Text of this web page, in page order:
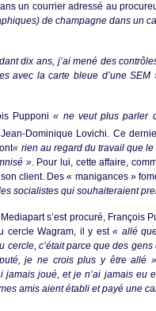
un courrier adressé au
de champagne dans un
dix ans, j’ai mené des
avec la carte bleue d’une SEM
Pupponi« ne veut plus parler
Jean-Dominique Lovichi. Ce
« rien au regard du travail que
». Pour lui, cette affaire,
client. Des « manigances »
socialistes qui souhaiteraient
s’est procuré, François
cercle Wagram, il y est« allé
cercle, c’était parce que des
je ne crois plus y être allé »
jamais joué, et je n’ai jamais eu
amis aient établi et payé une